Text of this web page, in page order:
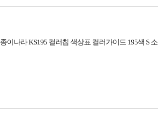
종이나라 KS195 컬러칩 색상표 컬러가이드 195색 S 소